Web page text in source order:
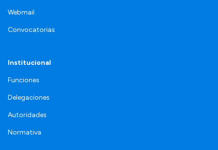
Webmail
Convocatorias
Institucional
Funciones
Delegaciones
Autoridades
Normativa